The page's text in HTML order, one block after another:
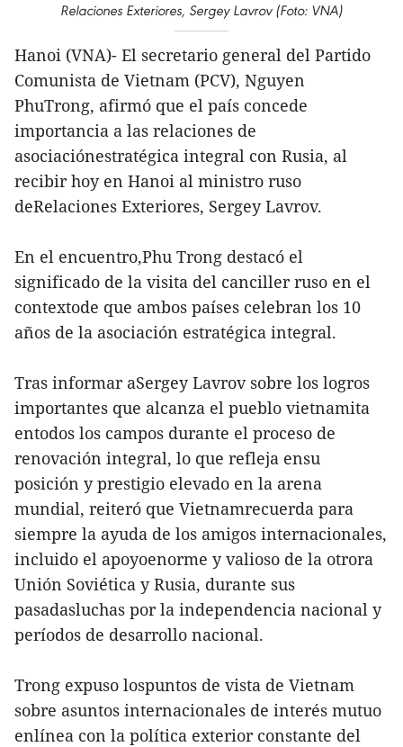
Relaciones Exteriores, Sergey Lavrov (Foto: VNA)
Hanoi (VNA)- El secretario general del Partido
Comunista de Vietnam (PCV), Nguyen
PhuTrong, afirmó que el país concede
importancia a las relaciones de
asociaciónestratégica integral con Rusia, al
recibir hoy en Hanoi al ministro ruso
deRelaciones Exteriores, Sergey Lavrov.
En el encuentro,Phu Trong destacó el
significado de la visita del canciller ruso en el
contextode que ambos países celebran los 10
años de la asociación estratégica integral.
Tras informar aSergey Lavrov sobre los logros
importantes que alcanza el pueblo vietnamita
entodos los campos durante el proceso de
renovación integral, lo que refleja ensu
posición y prestigio elevado en la arena
mundial, reiteró que Vietnamrecuerda para
siempre la ayuda de los amigos internacionales,
incluido el apoyoenorme y valioso de la otrora
Unión Soviética y Rusia, durante sus
pasadasluchas por la independencia nacional y
períodos de desarrollo nacional.
Trong expuso lospuntos de vista de Vietnam
sobre asuntos internacionales de interés mutuo
enlínea con la política exterior constante del